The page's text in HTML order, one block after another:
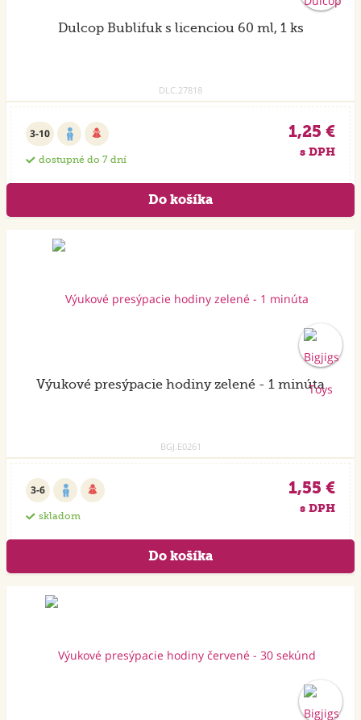
Dulcop Bublifuk s licenciou 60 ml, 1 ks
DLC.27818
3-10
dostupné do 7 dní
1,25 €
s DPH
Výukové presýpacie hodiny zelené - 1 minúta
BGJ.E0261
3-6
skladom
1,55 €
s DPH